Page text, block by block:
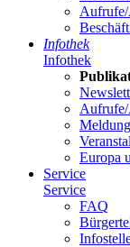
Auf­ru­fe/
In­fo­thek
In­fo­thek
Auf­ru­fe/
Eu­ro­pa
Ser­vice
Ser­vice
FAQ